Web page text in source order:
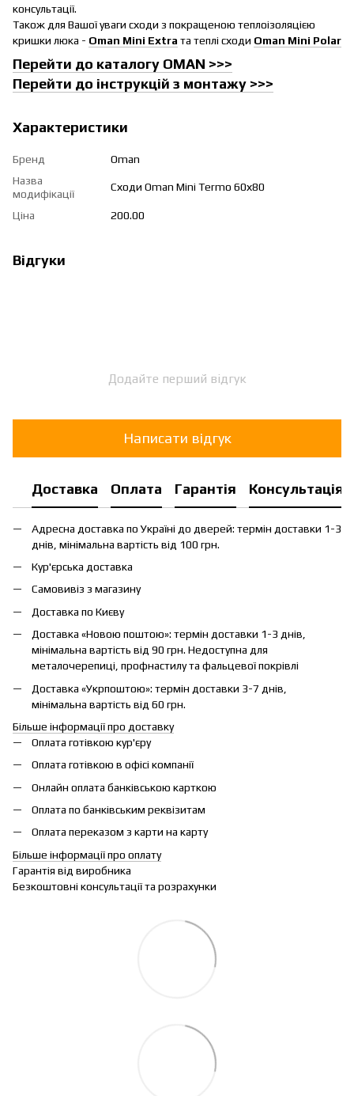
консультації.
Також для Вашої уваги сходи з покращеною теплоізоляцією
кришки люка - Oman Mini Extra та теплі сходи Oman Mini Polar
Перейти до каталогу OMAN >>>
Перейти до інструкцій з монтажу >>>
Характеристики
Бренд
Oman
Назва
модифікації
Сходи Oman Mini Termo 60х80
Ціна 200.00
Відгуки
Додайте перший відгук
Написати відгук
Доставка Оплата Гарантія Консультація
Адресна доставка по Україні до дверей: термін доставки 1-3
днів, мінімальна вартість від 100 грн.
Кур'єрська доставка
Самовивіз з магазину
Доставка по Києву
Доставка «Новою поштою»: термін доставки 1-3 днів,
мінімальна вартість від 90 грн. Недоступна для
металочерепиці, профнастилу та фальцевої покрівлі
Доставка «Укрпоштою»: термін доставки 3-7 днів,
мінімальна вартість від 60 грн.
Більше інформації про доставку
Оплата готівкою кур'єру
Оплата готівкою в офісі компанії
Онлайн оплата банківською карткою
Оплата по банківським реквізитам
Оплата переказом з карти на карту
Більше інформації про оплату
Гарантія від виробника
Безкоштовні консультації та розрахунки